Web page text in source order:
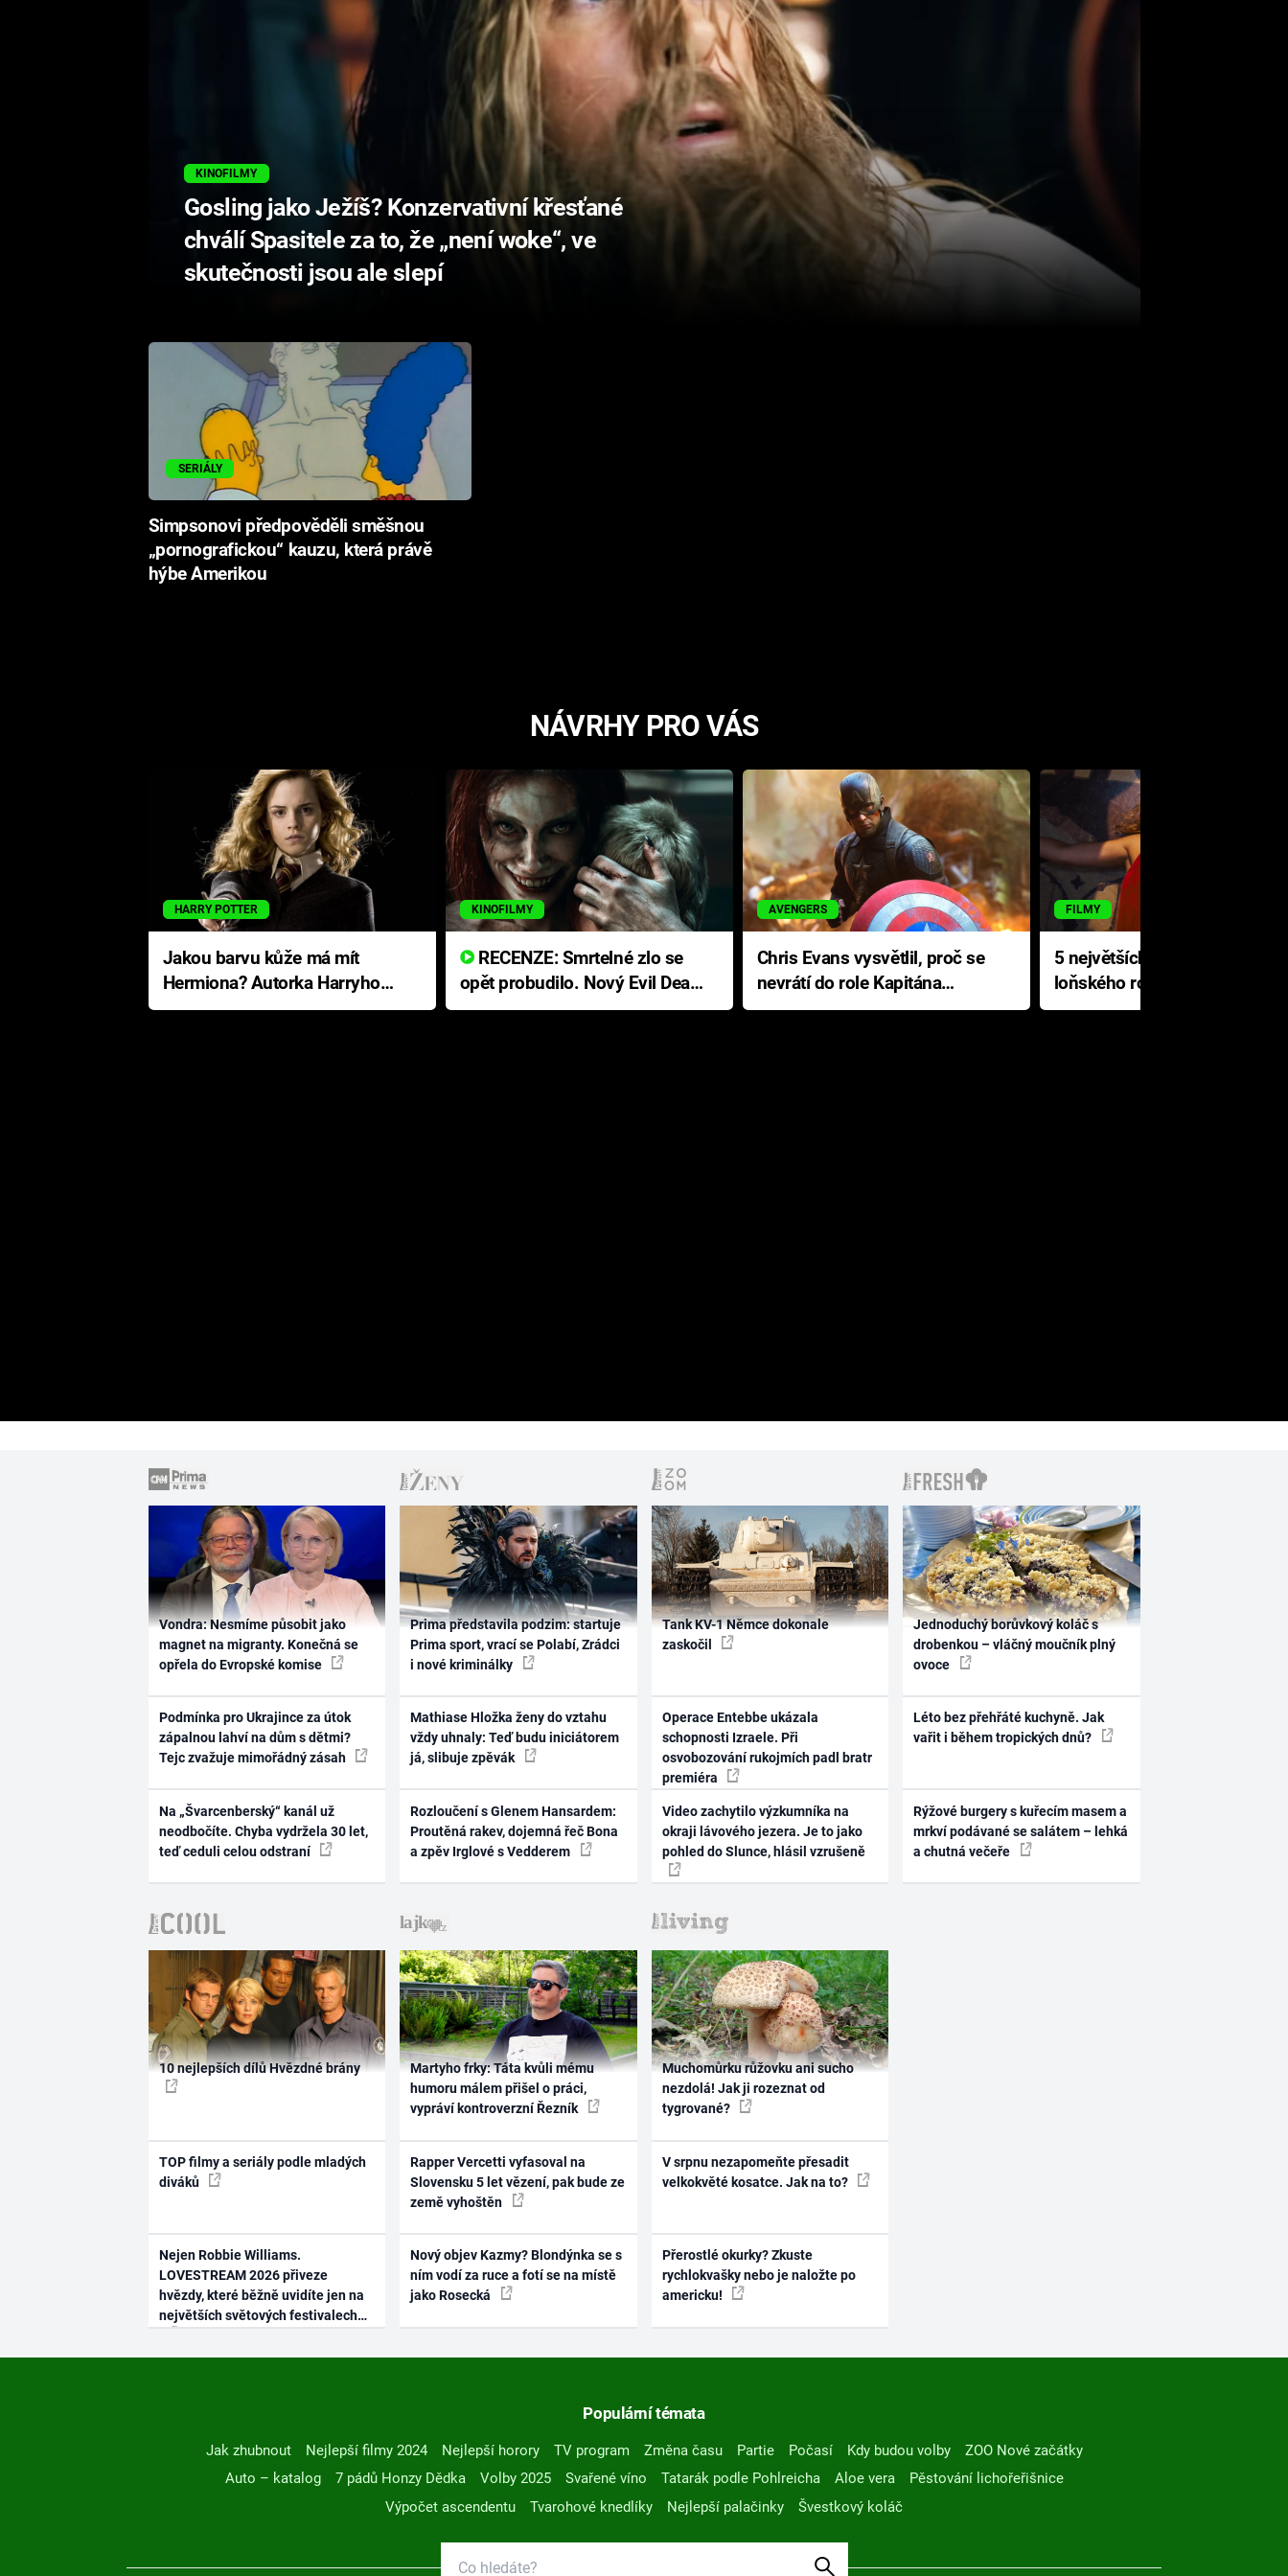
KINOFILMY
Gosling jako Ježíš? Konzervativní křesťané
chválí Spasitele za to, že „není woke“, ve
skutečnosti jsou ale slepí
SERIÁLY
Simpsonovi předpověděli směšnou
„pornografickou“ kauzu, která právě
hýbe Amerikou
NÁVRHY PRO VÁS
HARRY POTTER
Jakou barvu kůže má mít
Hermiona? Autorka Harryho
Pottera přišla s ráznou
KINOFILMY
RECENZE: Smrtelné zlo se
opět probudilo. Nový Evil Dead
přichází s neodolatelnou
AVENGERS
Chris Evans vysvětlil, proč se
nevrátí do role Kapitána
Ameriky
FILMY
5 největších propadáků
loňského roku: Disney na
jediné katastrofě prodělal 200
Vondra: Nesmíme působit jako
magnet na migranty. Konečná se
opřela do Evropské komise
Podmínka pro Ukrajince za útok
zápalnou lahví na dům s dětmi?
Tejc zvažuje mimořádný zásah
Na „Švarcenberský“ kanál už
neodbočíte. Chyba vydržela 30 let,
teď ceduli celou odstraní
Prima představila podzim: startuje
Prima sport, vrací se Polabí, Zrádci
i nové kriminálky
Mathiase Hložka ženy do vztahu
vždy uhnaly: Teď budu iniciátorem
já, slibuje zpěvák
Rozloučení s Glenem Hansardem:
Proutěná rakev, dojemná řeč Bona
a zpěv Irglové s Vedderem
Tank KV-1 Němce dokonale
zaskočil
Operace Entebbe ukázala
schopnosti Izraele. Při
osvobozování rukojmích padl bratr
premiéra
Video zachytilo výzkumníka na
okraji lávového jezera. Je to jako
pohled do Slunce, hlásil vzrušeně
Jednoduchý borůvkový koláč s
drobenkou – vláčný moučník plný
ovoce
Léto bez přehřáté kuchyně. Jak
vařit i během tropických dnů?
Rýžové burgery s kuřecím masem a
mrkví podávané se salátem – lehká
a chutná večeře
10 nejlepších dílů Hvězdné brány
TOP filmy a seriály podle mladých
diváků
Nejen Robbie Williams.
LOVESTREAM 2026 přiveze
hvězdy, které běžně uvidíte jen na
největších světových festivalech
Martyho frky: Táta kvůli mému
humoru málem přišel o práci,
vypráví kontroverzní Řezník
Rapper Vercetti vyfasoval na
Slovensku 5 let vězení, pak bude ze
země vyhoštěn
Nový objev Kazmy? Blondýnka se s
ním vodí za ruce a fotí se na místě
jako Rosecká
Muchomůrku růžovku ani sucho
nezdolá! Jak ji rozeznat od
tygrované?
V srpnu nezapomeňte přesadit
velkokvěté kosatce. Jak na to?
Přerostlé okurky? Zkuste
rychlokvašky nebo je naložte po
americku!
Populární témata
Jak zhubnout Nejlepší filmy 2024 Nejlepší horory TV program Změna času Partie Počasí Kdy budou volby
ZOO Nové začátky
Auto – katalog
7 pádů Honzy Dědka Volby 2025 Svařené víno Tatarák podle Pohlreicha Aloe vera
Pěstování lichořeřišnice
Výpočet ascendentu
Tvarohové knedlíky Nejlepší palačinky Švestkový koláč